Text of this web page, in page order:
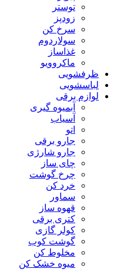
توستر
زودپز
سرخ کن
سولاردوم
غذاساز
ماکروویو
ظرفشویی
لباسشویی
لوازم برقی
آبمیوه گیری
آسیاب
اتو
جارو برقی
جارو شارژی
چای ساز
چرخ گوشت
خرد کن
سماور
قهوه ساز
کتری برقی
کولر گازی
گوشت کوب
مخلوط کن
میوه خشک کن